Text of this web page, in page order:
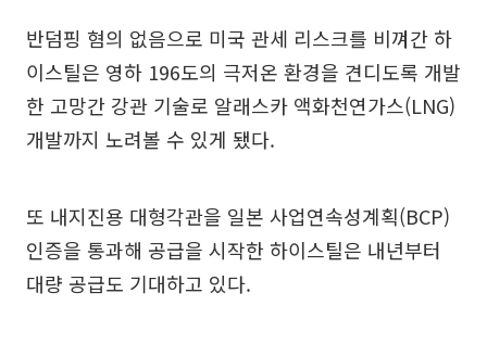
반덤핑 혐의 없음으로 미국 관세 리스크를 비껴간 하
이스틸은 영하 196도의 극저온 환경을 견디도록 개발
한 고망간 강관 기술로 알래스카 액화천연가스(LNG)
개발까지 노려볼 수 있게 됐다.
또 내지진용 대형각관을 일본 사업연속성계획(BCP)
인증을 통과해 공급을 시작한 하이스틸은 내년부터
대량 공급도 기대하고 있다.